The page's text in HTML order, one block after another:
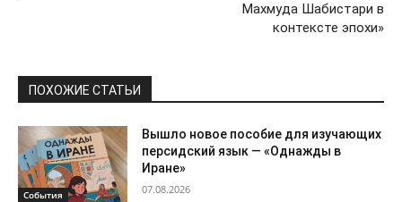
Махмуда Шабистари в
контексте эпохи»
ПОХОЖИЕ СТАТЬИ
События
Вышло новое пособие для изучающих
персидский язык — «Однажды в
Иране»
07.08.2026